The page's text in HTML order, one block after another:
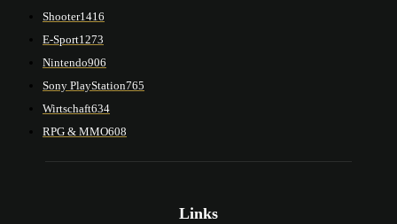
Shooter1416
E-Sport1273
Nintendo906
Sony PlayStation765
Wirtschaft634
RPG & MMO608
Links